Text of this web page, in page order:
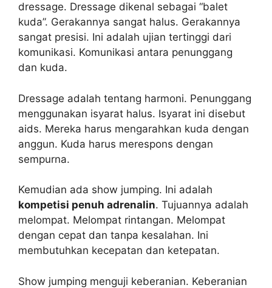
dressage. Dressage dikenal sebagai “balet
kuda”. Gerakannya sangat halus. Gerakannya
sangat presisi. Ini adalah ujian tertinggi dari
komunikasi. Komunikasi antara penunggang
dan kuda.
Dressage adalah tentang harmoni. Penunggang
menggunakan isyarat halus. Isyarat ini disebut
aids. Mereka harus mengarahkan kuda dengan
anggun. Kuda harus merespons dengan
sempurna.
Kemudian ada show jumping. Ini adalah
kompetisi penuh adrenalin. Tujuannya adalah
melompat. Melompat rintangan. Melompat
dengan cepat dan tanpa kesalahan. Ini
membutuhkan kecepatan dan ketepatan.
Show jumping menguji keberanian. Keberanian